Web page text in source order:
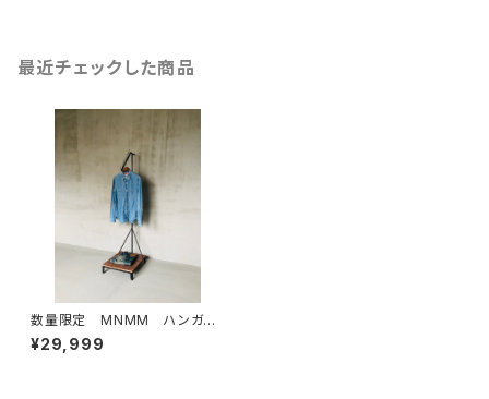
最近チェックした商品
数量限定 MNMM ハンガー
ラック アイアン 古材 イン
ダストリアル ディスプレイラッ
¥29,999